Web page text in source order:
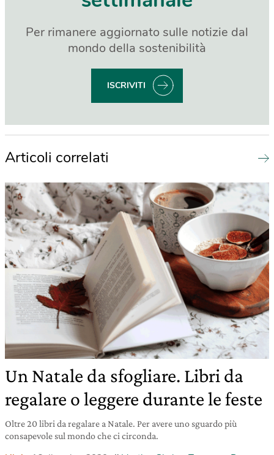
Per rimanere aggiornato sulle notizie dal
mondo della sostenibilità
ISCRIVITI
Articoli correlati
Un Natale da sfogliare. Libri da
regalare o leggere durante le feste
Oltre 20 libri da regalare a Natale. Per avere uno sguardo più
consapevole sul mondo che ci circonda.